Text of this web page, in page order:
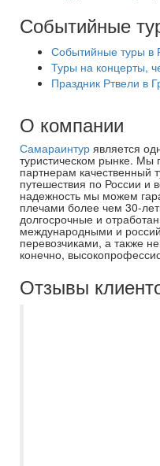
Событийные
Событийные туры в
Туры на концерты,
Праздник Ртвели в
О компании
Самараинтур является
туристическом рынке.
партнерам качественный
путешествия по России и
надежность мы можем
плечами более чем 30-
долгосрочные и
международными и
перевозчиками, а также
конечно,
Отзывы